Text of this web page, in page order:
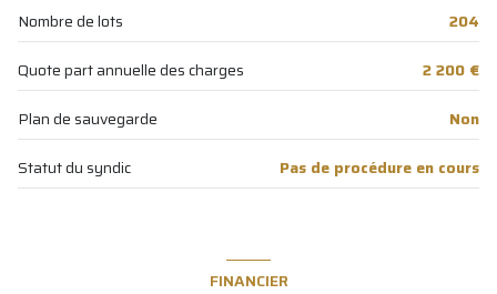
Nombre de lots
204
Quote part annuelle des charges
2 200 €
Plan de sauvegarde
Non
Statut du syndic
Pas de procédure en cours
FINANCIER